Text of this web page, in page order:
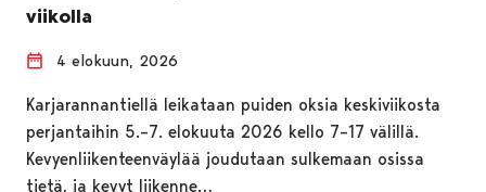
viikolla
4 elokuun, 2026
Karjarannantiellä leikataan puiden oksia keskiviikosta
perjantaihin 5.–7. elokuuta 2026 kello 7–17 välillä.
Kevyenliikenteenväylää joudutaan sulkemaan osissa
tietä, ja kevyt liikenne…